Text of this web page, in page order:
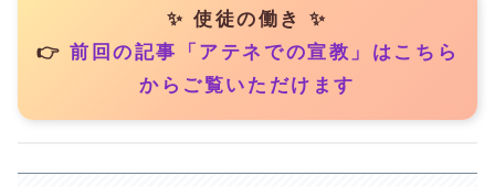
✨ 使徒の働き ✨
👉前回の記事「アテネでの宣教」はこちら
からご覧いただけます